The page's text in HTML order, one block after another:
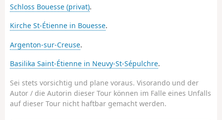
Schloss Bouesse (privat).
Kirche St-Étienne in Bouesse.
Argenton-sur-Creuse.
Basilika Saint-Étienne in Neuvy-St-Sépulchre.
Sei stets vorsichtig und plane voraus. Visorando und der
Autor / die Autorin dieser Tour können im Falle eines Unfalls
auf dieser Tour nicht haftbar gemacht werden.